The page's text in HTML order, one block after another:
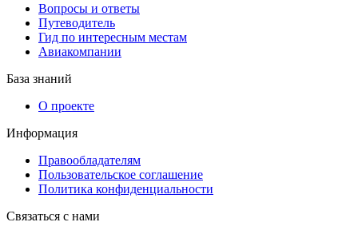
Вопросы и ответы
Путеводитель
Гид по интересным местам
Авиакомпании
База знаний
О проекте
Информация
Правообладателям
Пользовательское соглашение
Политика конфиденциальности
Связаться с нами